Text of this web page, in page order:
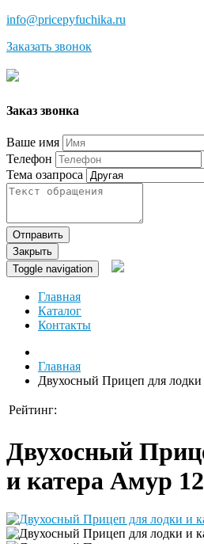
info@pricepyfuchika.ru
Заказать звонок
Заказ звонка
Ваше имя
Телефон
Тема озапроса
Отправить
Закрыть
Toggle navigation
Главная
Каталог
Контакты
Главная
Двухосный Прицеп для
Рейтинг:
Двухосный
и катера Амур